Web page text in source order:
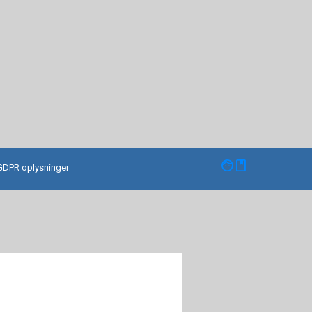
oplysninger facebook